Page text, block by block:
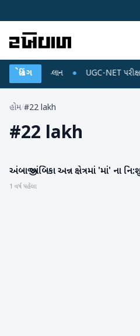
બ્રેકિંગ
અને ડેટા પ્લાન ● UGC-NET પરીક્ષા
હોમ/#22 lakh
#22 lakh
બનાસકાંઠા
અંબાજી અંબિકા અન્ન ક્ષેત્રમાં 'માં' ના
1 વર્ષ પહેલા